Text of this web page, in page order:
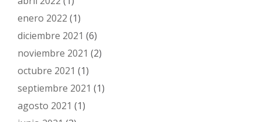
enero 2022 (1)
diciembre 2021 (6)
noviembre 2021 (2)
octubre 2021 (1)
septiembre 2021 (1)
agosto 2021 (1)